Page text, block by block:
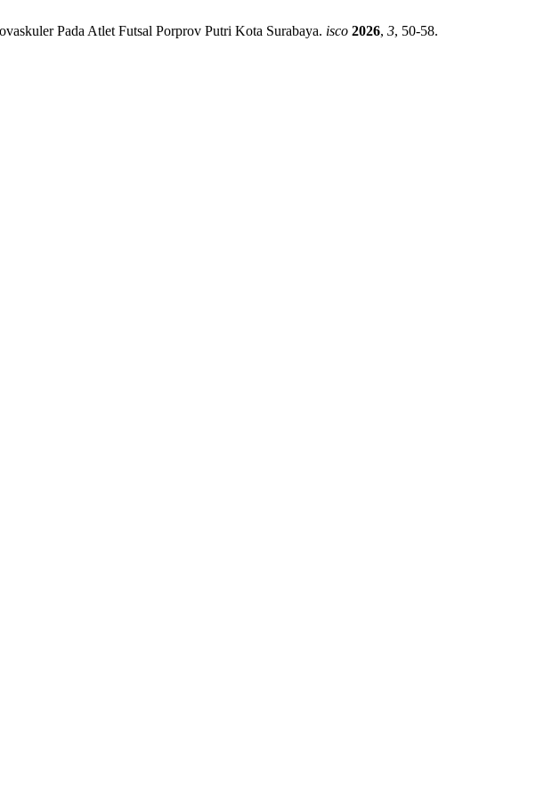
Pada Atlet Futsal Porprov Putri Kota Surabaya. isco 2026, 3, 50-58.